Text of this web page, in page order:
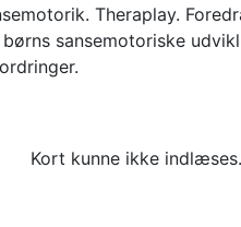
Theraplay.
sansemotoriske
Kort kunne ikke indlæses.